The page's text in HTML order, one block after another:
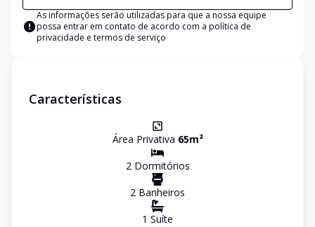
As informações serão utilizadas para que a nossa equipe
possa entrar em contato de acordo com a política de
privacidade e termos de serviço
Características
Área Privativa 65m²
2Dormitórios
2 Banheiros
1 Suíte